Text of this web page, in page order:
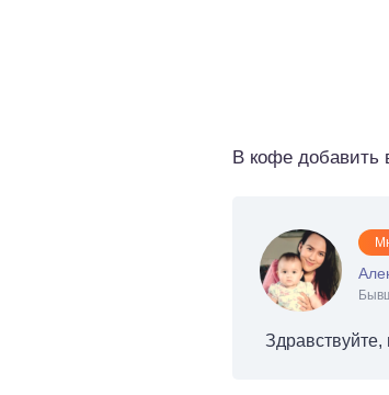
В кофе добавить